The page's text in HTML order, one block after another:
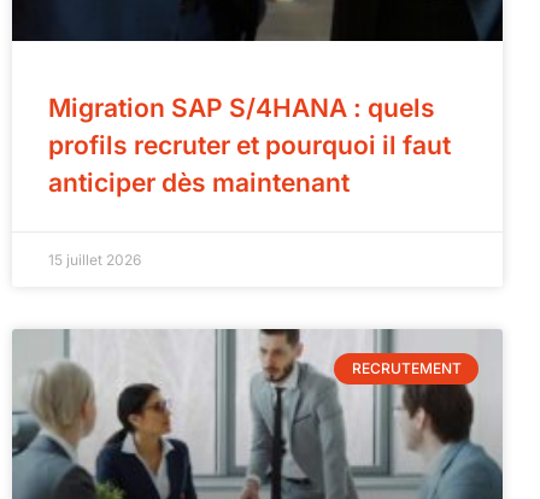
Migration SAP S/4HANA : quels
profils recruter et pourquoi il faut
anticiper dès maintenant
15 juillet 2026
RECRUTEMENT